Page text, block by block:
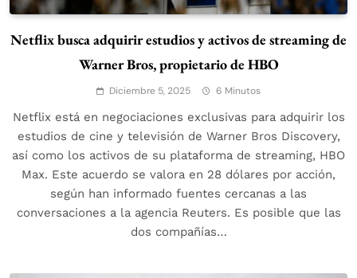
Netflix busca adquirir estudios y activos de streaming de
Warner Bros, propietario de HBO
Diciembre 5, 2025 6 Minutos
Netflix está en negociaciones exclusivas para adquirir los
estudios de cine y televisión de Warner Bros Discovery,
así como los activos de su plataforma de streaming, HBO
Max. Este acuerdo se valora en 28 dólares por acción,
según han informado fuentes cercanas a las
conversaciones a la agencia Reuters. Es posible que las
dos compañías…